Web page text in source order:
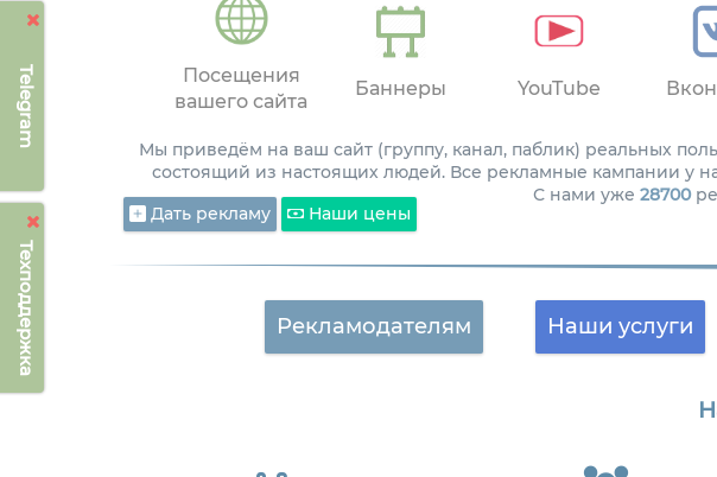
Telegram
Техподдержка
Посещения
вашего сайта
Баннеры YouTube
Мы приведём на ваш сайт (группу, канал, паблик) реальных
состоящий из настоящих людей. Все рекламные кампании у
С нами уже 28700
Дать рекламу
Наши цены
Рекламодателям Наши услуги